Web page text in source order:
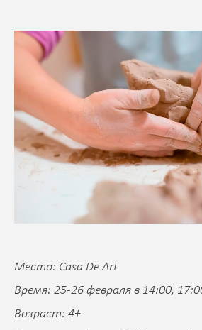
Место: Casa De Art
Время: 25-26 февраля в 14:00,
Возраст: 4+